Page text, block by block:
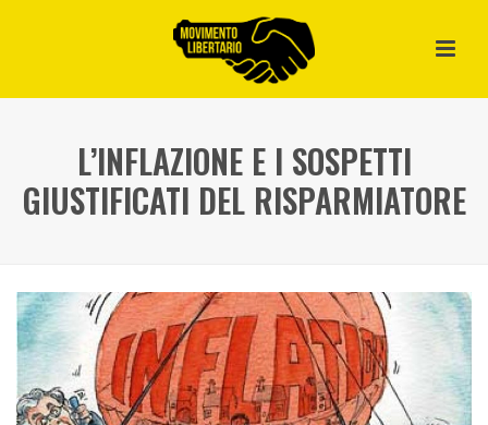
L’INFLAZIONE E I SOSPETTI
GIUSTIFICATI DEL RISPARMIATORE